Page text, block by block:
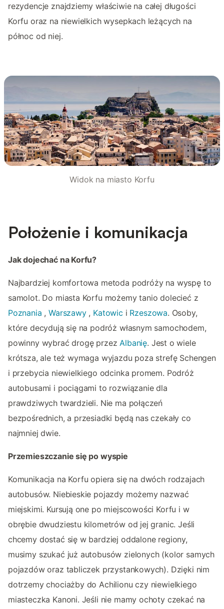
rezydencje znajdziemy właściwie na całej długości
Korfu oraz na niewielkich wysepkach leżących na
północ od niej.
Widok na miasto Korfu
Położenie i komunikacja
Jak dojechać na Korfu?
Najbardziej komfortowa metoda podróży na wyspę to
samolot. Do miasta Korfu możemy tanio dolecieć z
Poznania ,Warszawy, Katowic i Rzeszowa. Osoby,
które decydują się na podróż własnym samochodem,
powinny wybrać drogę przezAlbanię. Jest o wiele
krótsza, ale też wymaga wyjazdu poza strefę Schengen
i przebycia niewielkiego odcinka promem. Podróż
autobusami i pociągami to rozwiązanie dla
prawdziwych twardzieli. Nie ma połączeń
bezpośrednich, a przesiadki będą nas czekały co
najmniej dwie.
Przemieszczanie się po wyspie
Komunikacja na Korfu opiera się na dwóch rodzajach
autobusów. Niebieskie pojazdy możemy nazwać
miejskimi. Kursują one po miejscowości Korfu i w
obrębie dwudziestu kilometrów od jej granic. Jeśli
chcemy dostać się w bardziej oddalone regiony,
musimy szukać już autobusów zielonych (kolor samych
pojazdów oraz tabliczek przystankowych). Dzięki nim
dotrzemy chociażby do Achilionu czy niewielkiego
miasteczka Kanoni. Jeśli nie mamy ochoty czekać na